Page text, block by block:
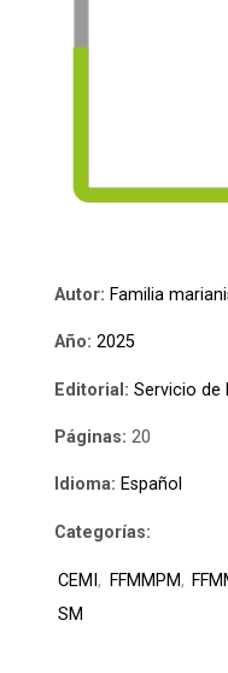
Autor: Familia
Año: 2025
Editorial: Servicio de
Páginas: 20
Idioma: Español
Categorías:
CEMI , FFMMPM,
SM